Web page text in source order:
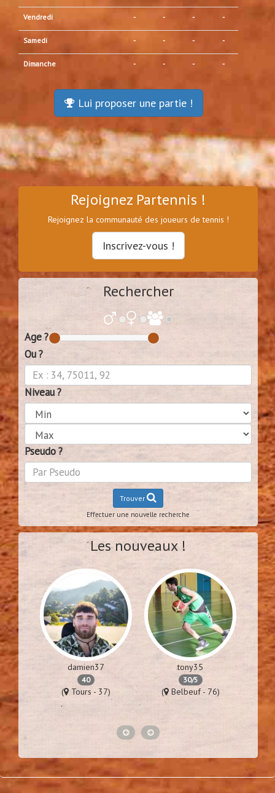
Vendredi - - - -
Samedi - - - -
Dimanche - - - -
Lui proposer une partie !
Rejoignez Partennis !
Rejoignez la communauté des joueurs de tennis !
Inscrivez-vous !
Rechercher
Age ?
Ou ?
Niveau ?
Pseudo ?
Trouver
Effectuer une nouvelle recherche
Les nouveaux !
damien37
40
( Tours - 37)
tony35
30/5
( Belbeuf - 76) (